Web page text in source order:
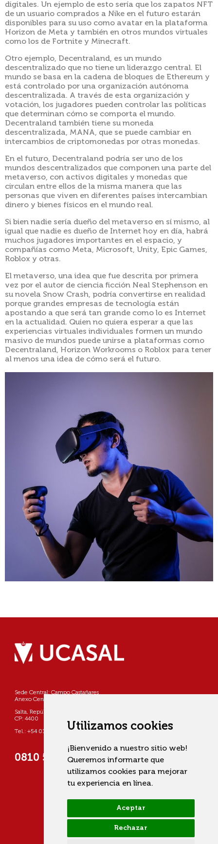
Utilizamos cookies
¡Bienvenido a nuestro sitio web!
Queremos informarte que
utilizamos cookies para mejorar
tu experiencia en línea.
Aceptar
Rechazar
digitales. Un ejemplo de esto sería que los zapatos NFT
de un usuario comprados a Nike en el futuro estarán
disponibles para su uso como avatar en la plataforma
Horizon de Meta y también en otros mundos virtuales
como los de Fortnite y Minecraft.
Otro ejemplo, Decentraland, es un mundo
descentralizado que no tiene un liderazgo central. El
mundo se basa en la cadena de bloques de Ethereum y
está controlado por una organización autónoma
descentralizada. A través de esta organización y
votación, los jugadores pueden controlar las políticas
que determinan cómo se comporta el mundo.
Decentraland también tiene su moneda
descentralizada, MANA, que se puede cambiar en
intercambios de criptomonedas por otras monedas.
En el futuro, Decentraland podría ser uno de los
mundos descentralizados que componen una parte del
metaverso, con activos digitales y monedas que
circulan entre ellos de la misma manera que las
personas que viven en diferentes países intercambian
dinero y bienes físicos en el mundo real.
Si bien nadie sería dueño del metaverso en sí mismo, al
igual que nadie es dueño de Internet hoy en día, habrá
muchos jugadores importantes en el espacio, y
compañías como Meta, Microsoft, Unity, Epic Games,
Roblox y otras.
El metaverso, una idea que fue descrita por primera
vez por el autor de ciencia ficción Neal Stephenson en
su novela Snow Crash, podría convertirse en realidad
porque grandes empresas de tecnología están
apostando a que será tan grande como lo es Internet
en la actualidad. Quien no quiera esperar a que las
experiencias virtuales individuales formen un mundo
masivo de mundos puede unirse a plataformas como
Decentraland, Horizon Workrooms o Roblox para tener
al menos una idea de cómo será el futuro.
Sede Central: Campo Castañares
Anexo Centro: Pellegrini 790
Salta, República Argentina
CP: 4400
Tel.: +54 0387 4268800
0810 555 822725 (UCASAL)